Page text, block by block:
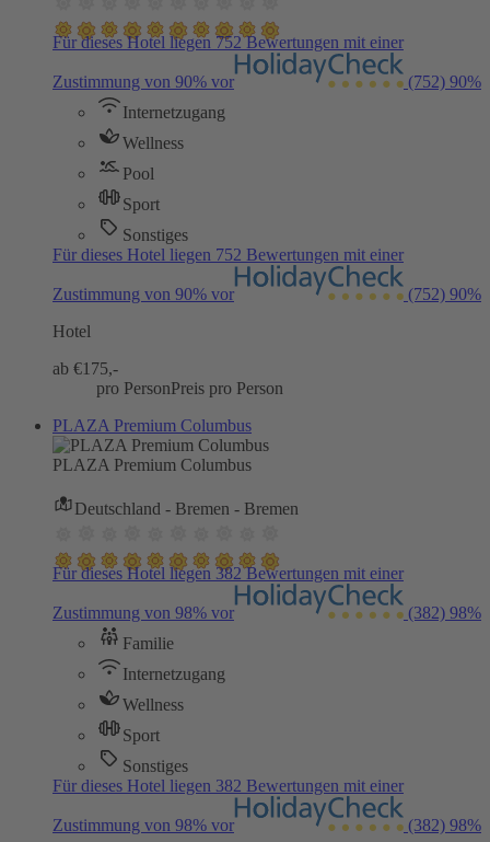
Für dieses Hotel liegen 752 Bewertungen mit einer
Zustimmung von 90% vor (752) 90%
Internetzugang
Wellness
Pool
Sport
Sonstiges
Für dieses Hotel liegen 752 Bewertungen mit einer
Zustimmung von 90% vor (752) 90%
Hotel
ab €175,-
pro PersonPreis pro Person
PLAZA Premium Columbus
PLAZA Premium Columbus
Deutschland - Bremen - Bremen
Für dieses Hotel liegen 382 Bewertungen mit einer
Zustimmung von 98% vor (382) 98%
Familie
Internetzugang
Wellness
Sport
Sonstiges
Für dieses Hotel liegen 382 Bewertungen mit einer
Zustimmung von 98% vor (382) 98%